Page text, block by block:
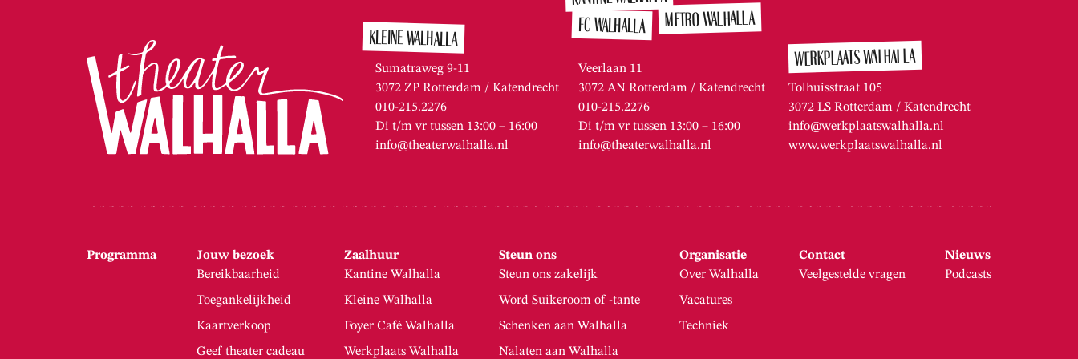
KLEINE WALHALLA
Sumatraweg 9-11
3072 ZP Rotterdam / Katendrecht
010-215.2276
Di t/m vr tussen 13:00 – 16:00
info@theaterwalhalla.nl
FC WALHALLA METRO WALHALLA
Veerlaan 11
3072 AN Rotterdam / Katendrecht
010-215.2276
Di t/m vr tussen 13:00 – 16:00
info@theaterwalhalla.nl
WERKPLAATS WALHALLA
Tolhuisstraat 105
3072 LS Rotterdam / Katendrecht
info@werkplaatswalhalla.nl
www.werkplaatswalhalla.nl
Programma Jouw bezoek
Bereikbaarheid
Toegankelijkheid
Kaartverkoop
Geef theater cadeau
Zaalhuur
Kantine Walhalla
Kleine Walhalla
Foyer Café Walhalla
Werkplaats Walhalla
Steun ons
Steun ons zakelijk
Word Suikeroom of -tante
Schenken aan Walhalla
Nalaten aan Walhalla
Organisatie
Over Walhalla
Vacatures
Techniek
Contact
Veelgestelde vragen
Nieuws
Podcasts